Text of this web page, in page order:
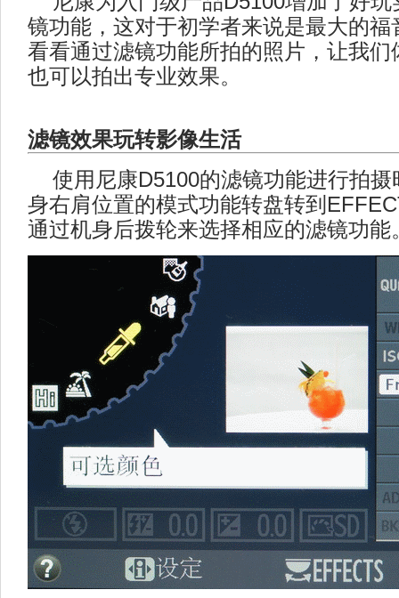
镜功能，这对于初学者来说是最大的福
看看通过滤镜功能所拍的照片，让我们
也可以拍出专业效果。
滤镜效果玩转影像生活
使用尼康D5100的滤镜功能进行拍摄
身右肩位置的模式功能转盘转到
通过机身后拨轮来选择相应的滤镜功能